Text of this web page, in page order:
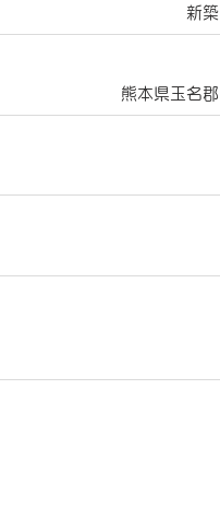
新築
熊本県玉名郡